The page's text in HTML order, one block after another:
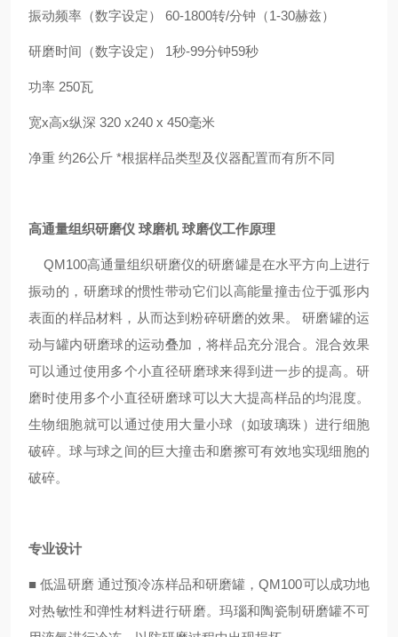
振动频率（数字设定） 60-1800转/分钟（1-30赫兹）
研磨时间（数字设定） 1秒-99分钟59秒
功率 250瓦
宽x高x纵深 320 x240 x 450毫米
净重 约26公斤 *根据样品类型及仪器配置而有所不同
高通量组织研磨仪 球磨机 球磨仪工作原理
QM100高通量组织研磨仪的研磨罐是在水平方向上进行
振动的，研磨球的惯性带动它们以高能量撞击位于弧形内
表面的样品材料，从而达到粉碎研磨的效果。 研磨罐的运
动与罐内研磨球的运动叠加，将样品充分混合。混合效果
可以通过使用多个小直径研磨球来得到进一步的提高。研
磨时使用多个小直径研磨球可以大大提高样品的均混度。
生物细胞就可以通过使用大量小球（如玻璃珠）进行细胞
破碎。球与球之间的巨大撞击和磨擦可有效地实现细胞的
破碎。
专业设计
■低温研磨 通过预冷冻样品和研磨罐，QM100可以成功地
对热敏性和弹性材料进行研磨。玛瑙和陶瓷制研磨罐不可